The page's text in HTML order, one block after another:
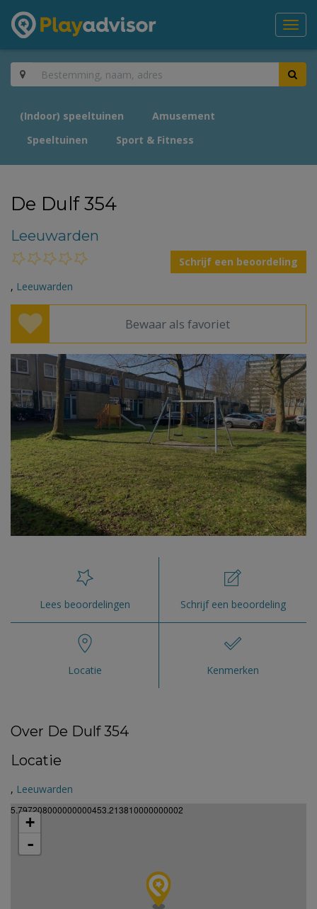
(Indoor) speeltuinen
Amusement
Speeltuinen
Sport & Fitness
De Dulf 354
Leeuwarden
Schrijf een beoordeling
, Leeuwarden
Bewaar als favoriet
Lees beoordelingen Schrijf een beoordeling
Locatie Kenmerken
Over De Dulf 354
Locatie
, Leeuwarden
5.797208000000000453.213810000000002
+
-